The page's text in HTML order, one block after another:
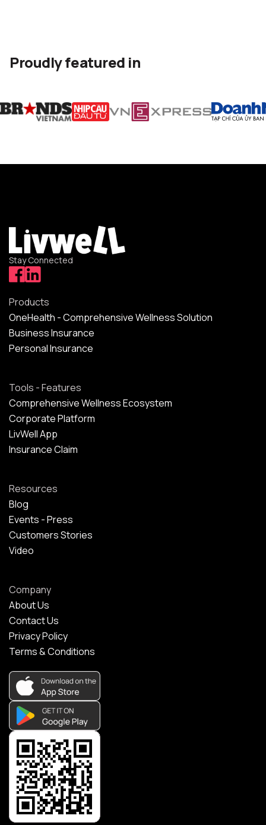
Proudly featured in
Stay Connected
Products
OneHealth - Comprehensive Wellness Solution
Business Insurance
Personal Insurance
Tools - Features
Comprehensive Wellness Ecosystem
Corporate Platform
LivWell App
Insurance Claim
Resources
Blog
Events - Press
Customers Stories
Video
Company
About Us
Contact Us
Privacy Policy
Terms & Conditions